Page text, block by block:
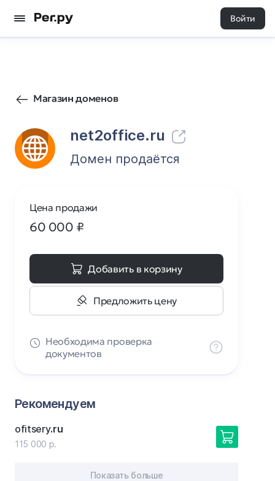
Войти
Магазин доменов
net2office.ru
47 0
Домен продаётся
Цена продажи
60 000 ₽
Добавить в корзину
Предложить цену
Необходима проверка
документов
Рекомендуем
ofitsery.ru
115 000 р.
Показать больше